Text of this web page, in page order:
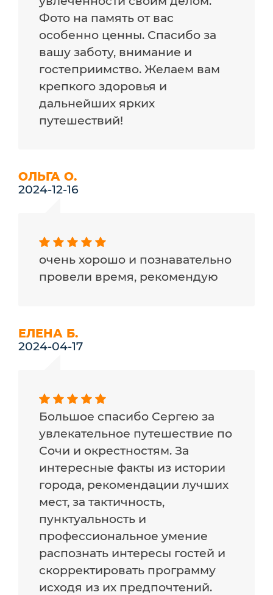
Фото на память от вас
особенно ценны. Спасибо за
вашу заботу, внимание и
гостеприимство. Желаем вам
крепкого здоровья и
дальнейших ярких
путешествий!
ОЛЬГА О.
2024-12-16
очень хорошо и познавательно
провели время, рекомендую
ЕЛЕНА Б.
2024-04-17
Большое спасибо Сергею за
увлекательное путешествие по
Сочи и окрестностям. За
интересные факты из истории
города, рекомендации лучших
мест, за тактичность,
пунктуальность и
профессиональное умение
распознать интересы гостей и
скорректировать программу
исходя из их предпочтений.